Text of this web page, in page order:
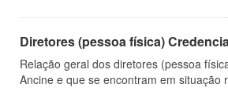
Diretores (pessoa física)
Relação geral dos diretores (pessoa
Ancine e que se encontram em situação